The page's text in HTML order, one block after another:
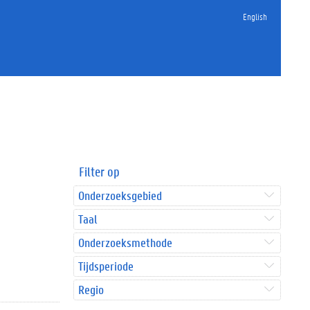
English
Filter op
Onderzoeksgebied
Taal
Onderzoeksmethode
Tijdsperiode
Regio